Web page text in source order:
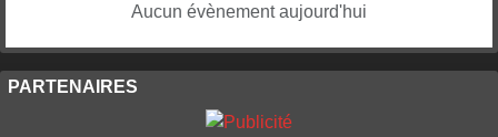
Aucun évènement aujourd'hui
PARTENAIRES